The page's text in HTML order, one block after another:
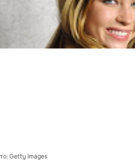
Getty Images